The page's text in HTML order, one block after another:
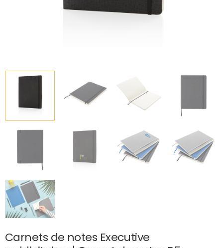
Carnets de notes Executive